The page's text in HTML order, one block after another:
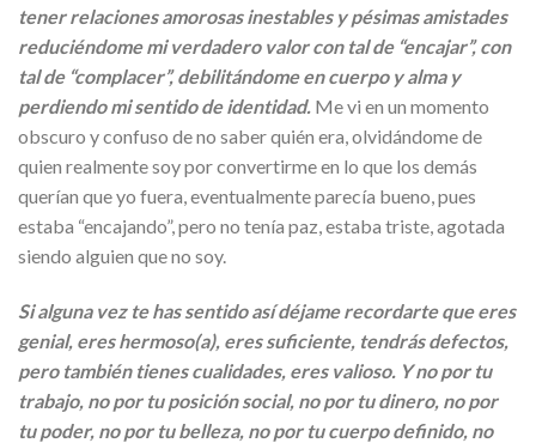
tener relaciones amorosas inestables y pésimas amistades
reduciéndome mi verdadero valor con tal de “encajar”, con
tal de “complacer”, debilitándome en cuerpo y alma y
perdiendo mi sentido de identidad. Me vi en un momento
obscuro y confuso de no saber quién era, olvidándome de
quien realmente soy por convertirme en lo que los demás
querían que yo fuera, eventualmente parecía bueno, pues
estaba “encajando”, pero no tenía paz, estaba triste, agotada
siendo alguien que no soy.
Si alguna vez te has sentido así déjame recordarte que eres
genial, eres hermoso(a), eres suficiente, tendrás defectos,
pero también tienes cualidades, eres valioso. Y no por tu
trabajo, no por tu posición social, no por tu dinero, no por
tu poder, no por tu belleza, no por tu cuerpo definido, no